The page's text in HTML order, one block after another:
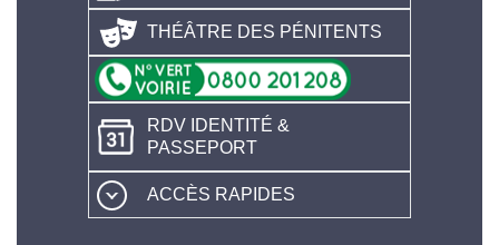
THÉÂTRE DES PÉNITENTS
RDV IDENTITÉ &
PASSEPORT
ACCÈS RAPIDES